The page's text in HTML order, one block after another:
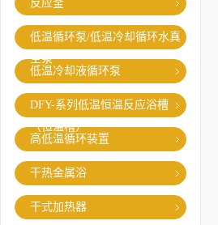
反应釜
低温循环泵/低温冷却循环水真
空泵
低温冷却液循环泵
DFY-系列低温恒温反应浴槽
（恒温槽）
高低温循环装置
干热金属浴
干式加热器